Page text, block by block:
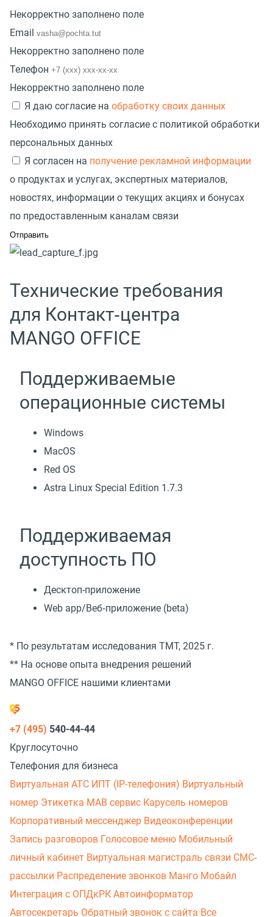
Некорректно заполнено поле
Email
Некорректно заполнено поле
Телефон
Некорректно заполнено поле
Я даю согласие на обработку своих данных
Необходимо принять согласие с политикой обработки
персональных данных
Я согласен на получение рекламной информации
о продуктах и услугах, экспертных материалов,
новостях, информации о текущих акциях и бонусах
по предоставленным каналам связи
Технические требования
для Контакт‑центра
MANGO OFFICE
Поддерживаемые
операционные системы
Windows
MacOS
Red OS
Astra Linux Special Edition 1.7.3
Поддерживаемая
доступность ПО
Десктоп-приложение
Web app/Веб‑приложение (beta)
* По результатам исследования TMT, 2025 г.
** На основе опыта внедрения решений
MANGO OFFICE нашими клиентами
+7 (495) 540-44-44
Круглосуточно
Телефония для бизнеса
Виртуальная АТС ИПТ (IP-телефония) Виртуальный
номер Этикетка МАВ сервис Карусель номеров
Корпоративный мессенджер Видеоконференции
Запись разговоров Голосовое меню Мобильный
личный кабинет Виртуальная магистраль связи СМС-
рассылки Распределение звонков Манго Мобайл
Интеграция с ОПДкРК Автоинформатор
Автосекретарь Обратный звонок с сайта Все